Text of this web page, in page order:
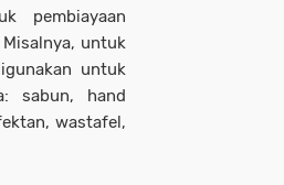
pembiayaan
untuk
untuk
sabun, hand
wastafel,